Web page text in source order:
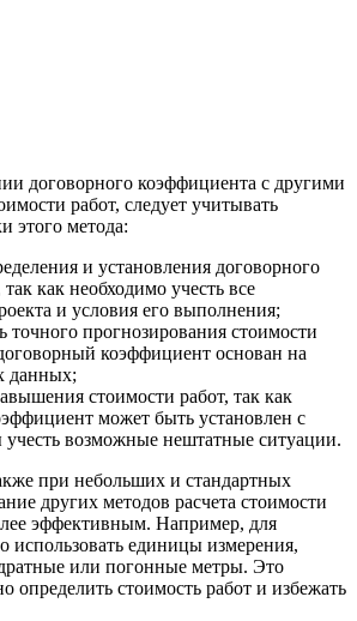
договорного коэффициента с другими
работ, следует учитывать
этого метода:
и установления договорного
как необходимо учесть все
и условия его выполнения;
точного прогнозирования стоимости
коэффициент основан на
данных;
стоимости работ, так как
может быть установлен с
учесть возможные нештатные ситуации.
при небольших и стандартных
других методов расчета стоимости
эффективным. Например, для
использовать единицы измерения,
или погонные метры. Это
определить стоимость работ и избежать